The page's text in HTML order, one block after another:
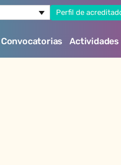
Perfil de
Convocatorias Actividades